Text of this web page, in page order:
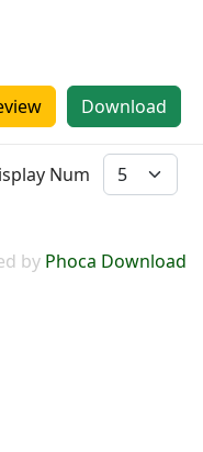
Download
Num
by Phoca Download